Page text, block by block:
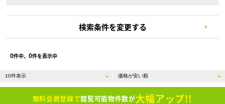
検索条件を変更する
0件中、 0件を表示中
無料会員登録で閲覧可能物件数が大幅アップ!!